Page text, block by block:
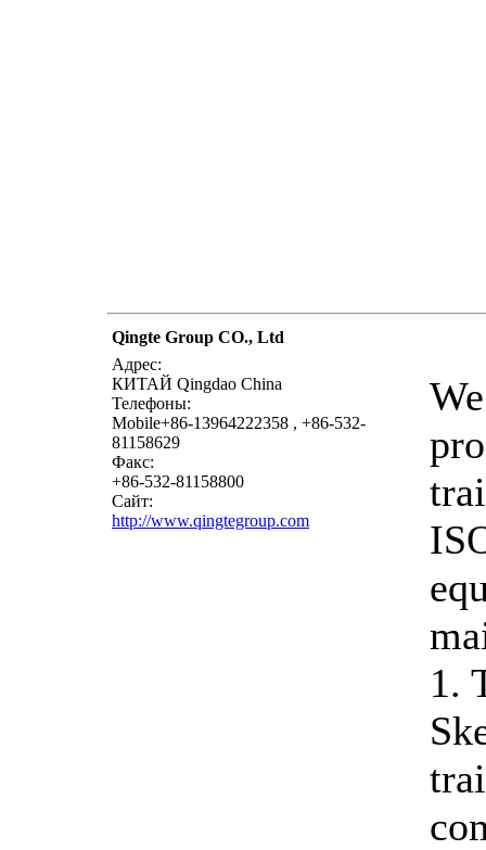
Qingte Group CO., Ltd
Адрес:
КИТАЙ Qingdao China
Телефоны:
Mobile+86-13964222358 , +86-532-
81158629
Факс:
+86-532-81158800
Сайт:
http://www.qingtegroup.com
1.